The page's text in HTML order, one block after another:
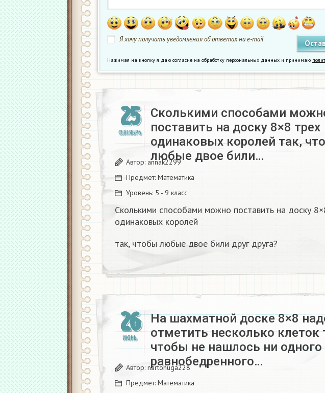
Я хочу получать уведомления об ответах на e-mail
Нажимая на кнопку я даю согласие на обработку персональных данных и принимаю
25
СЕНТЯБРЬ
Сколькими способами
поставить на доску 8×8 трех
одинаковых королей так,
любые двое били…
Автор: annak2299
Предмет: Математика
Уровень: 5 - 9 класс
Сколькими способами можно поставить на доску
одинаковых королей
так, чтобы любые двое били друг друга?
26
ИЮНЬ
На шахматной доске 8×8
отметить несколько клеток
чтобы не нашлось ни одного
равнобедренного…
Автор: nartohuga228
Предмет: Математика